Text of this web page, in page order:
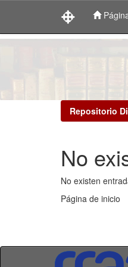
Repositorio
No
No existen
Página de inicio